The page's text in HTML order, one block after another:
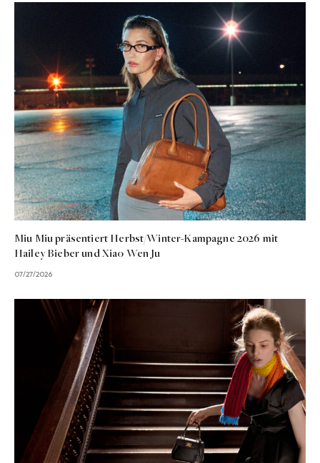
Miu Miu präsentiert Herbst/Winter-Kampagne 2026 mit
Hailey Bieber und Xiao Wen Ju
07/27/2026